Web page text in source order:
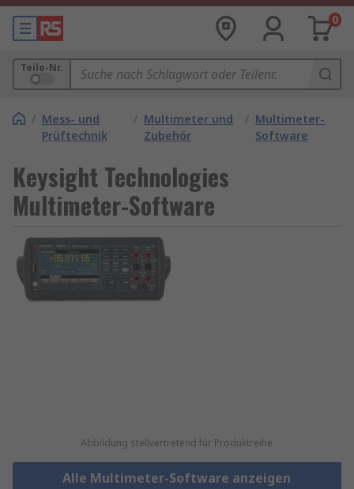
0
Teile-Nr.
/ Mess- und
Prüftechnik
/ Multimeter und
Zubehör
/ Multimeter-
Software
Keysight Technologies
Multimeter-Software
Abbildung stellvertretend für Produktreihe
Alle Multimeter-Software anzeigen